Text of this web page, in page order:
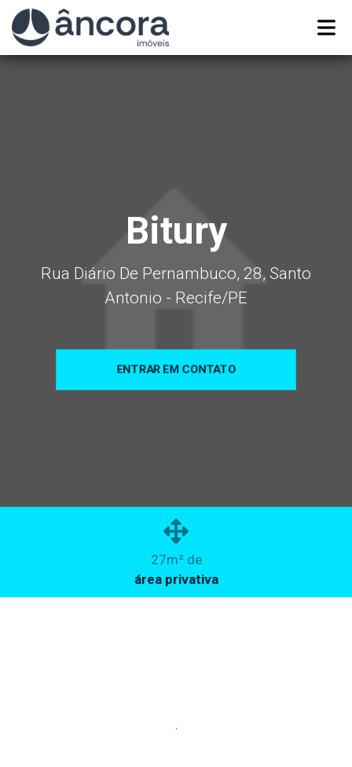
Bitury
Rua Diário De Pernambuco, 28, Santo
Antonio - Recife/PE
ENTRAR EM CONTATO
27m² de
área privativa
.